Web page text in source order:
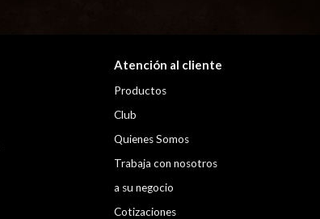
Atención al cliente
Productos
Club
Quienes Somos
Trabaja con nosotros
a su negocio
Cotizaciones